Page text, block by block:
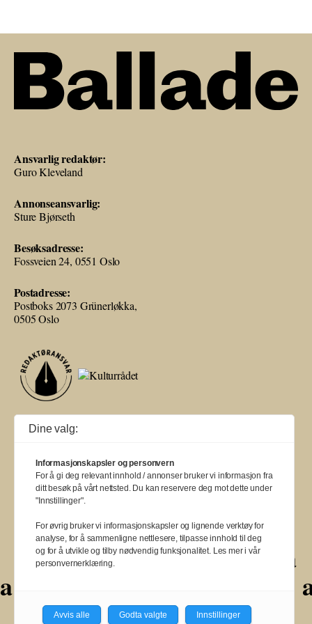
Ansvarlig redaktør:
Guro Kleveland
Annonseansvarlig:
Sture Bjørseth
Besøksadresse:
Fossveien 24, 0551 Oslo
Postadresse:
Postboks 2073 Grünerløkka,
0505 Oslo
Ballade mottar tilskudd fra Norsk kulturråd, i tillegg til økonomisk støtte
fra eierne NOPA, Norsk komponistforening og Musikkforleggerne.
BALLADE — NORGES MUSIKKMAGASIN
aa aa a a
Dine valg:
Informasjonskapsler og personvern
For å gi deg relevant innhold / annonser bruker vi informasjon fra
ditt besøk på vårt nettsted. Du kan reservere deg mot dette under
"Innstillinger".
For øvrig bruker vi informasjonskapsler og lignende verktøy for
analyse, for å sammenligne nettlesere, tilpasse innhold til deg
og for å utvikle og tilby nødvendig funksjonalitet. Les mer i vår
personvernerklæring.
Avvis alle Godta valgte Innstillinger